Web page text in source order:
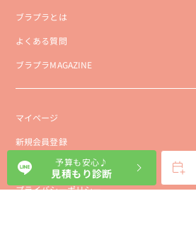
ブラプラとは
よくある質問
ブラプラMAGAZINE
マイページ
新規会員登録
会社概要
プライバシーポリシー
予算も安心♪
見積もり診断